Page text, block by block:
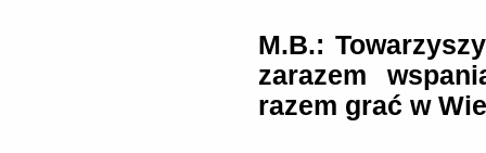
M.B.:
zarazem
razem grać w